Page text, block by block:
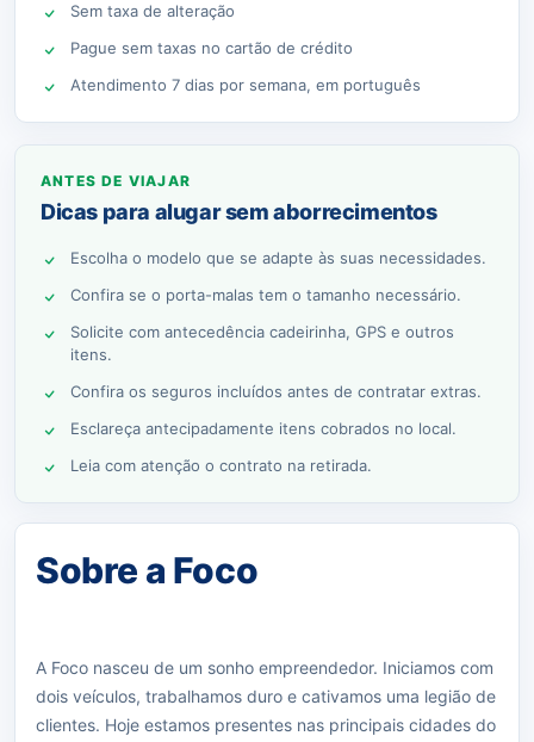
Sem taxa de alteração
Pague sem taxas no cartão de crédito
Atendimento 7 dias por semana, em português
ANTES DE VIAJAR
Dicas para alugar sem aborrecimentos
Escolha o modelo que se adapte às suas necessidades.
Confira se o porta-malas tem o tamanho necessário.
Solicite com antecedência cadeirinha, GPS e outros
itens.
Confira os seguros incluídos antes de contratar extras.
Esclareça antecipadamente itens cobrados no local.
Leia com atenção o contrato na retirada.
Sobre a Foco
A Foco nasceu de um sonho empreendedor. Iniciamos com
dois veículos, trabalhamos duro e cativamos uma legião de
clientes. Hoje estamos presentes nas principais cidades do